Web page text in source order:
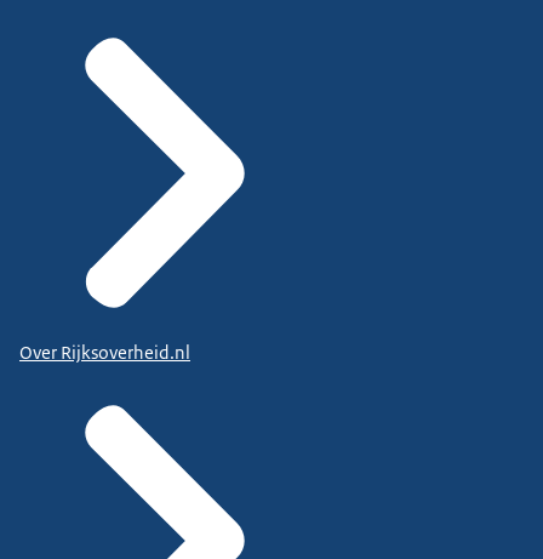
Over Rijksoverheid.nl